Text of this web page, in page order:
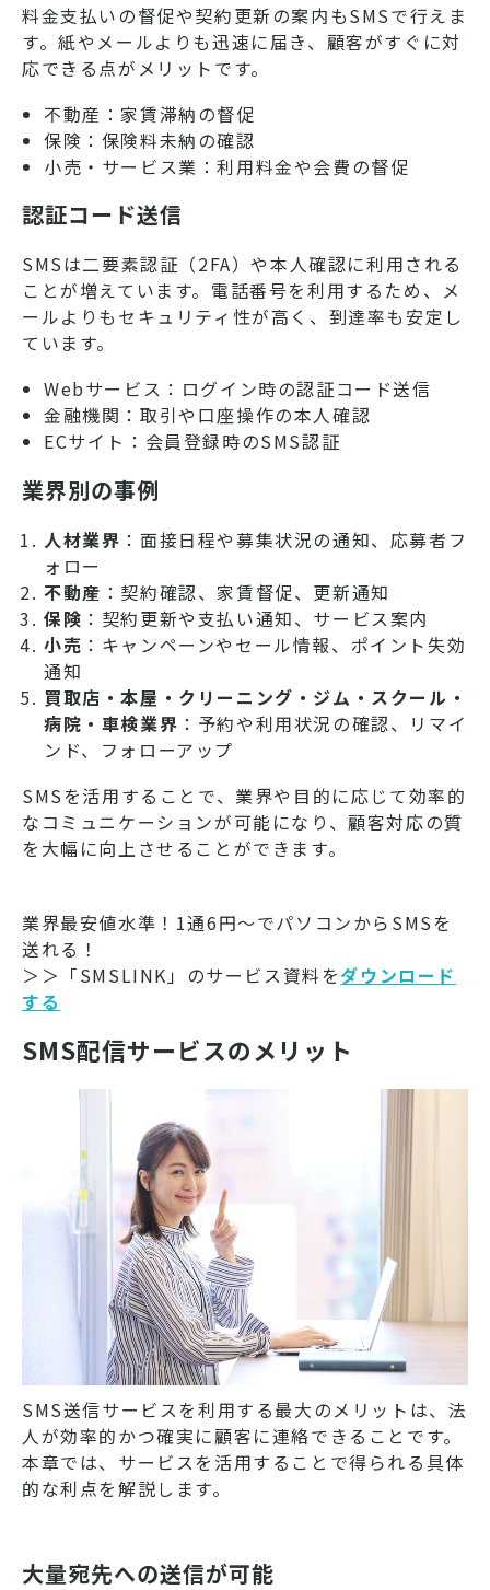
料金支払いの督促や契約更新の案内もSMSで行えま
す。紙やメールよりも迅速に届き、顧客がすぐに対
応できる点がメリットです。
不動産：家賃滞納の督促
保険：保険料未納の確認
小売・サービス業：利用料金や会費の督促
認証コード送信
SMSは二要素認証（2FA）や本人確認に利用される
ことが増えています。電話番号を利用するため、メ
ールよりもセキュリティ性が高く、到達率も安定し
ています。
Webサービス：ログイン時の認証コード送信
金融機関：取引や口座操作の本人確認
ECサイト：会員登録時のSMS認証
業界別の事例
人材業界 ：面接日程や募集状況の通知、応募者フ
ォロー
不動産 ：契約確認、家賃督促、更新通知
保険 ：契約更新や支払い通知、サービス案内
小売 ：キャンペーンやセール情報、ポイント失効
通知
買取店・本屋・クリーニング・ジム・スクール・
病院・車検業界 ：予約や利用状況の確認、リマイ
ンド、フォローアップ
SMSを活用することで、業界や目的に応じて効率的
なコミュニケーションが可能になり、顧客対応の質
を大幅に向上させることができます。
業界最安値水準！1通6円～でパソコンからSMSを
送れる！
＞＞「SMSLINK」のサービス資料をダウンロード
する
SMS配信サービスのメリット
SMS送信サービスを利用する最大のメリットは、法
人が効率的かつ確実に顧客に連絡できることです。
本章では、サービスを活用することで得られる具体
的な利点を解説します。
大量宛先への送信が可能